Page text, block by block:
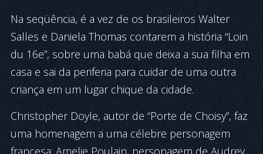
Na seqüência, é a vez de os brasileiros Walter
Salles e Daniela Thomas contarem a história “Loin
du 16e”, sobre uma babá que deixa a sua filha em
casa e sai da periferia para cuidar de uma outra
criança em um lugar chique da cidade.
Christopher Doyle, autor de “Porte de Choisy”, faz
uma homenagem a uma célebre personagem
francesa: Amelie Poulain, personagem de Audrey